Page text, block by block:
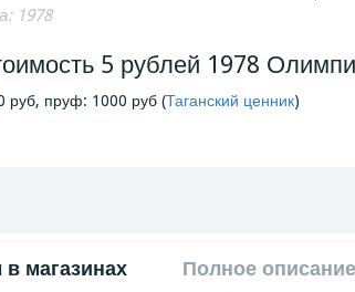
1978
5 рублей 1978
руб, пруф: 1000 руб (Таганский ценник)
магазинах Полное описание